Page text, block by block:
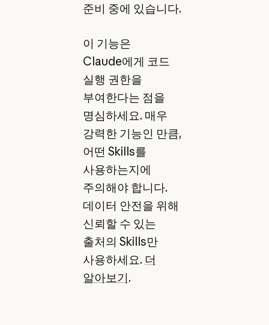
준비 중에 있습니다.
이 기능은
Claude에게 코드
실행 권한을
부여한다는 점을
명심하세요. 매우
강력한 기능인 만큼,
어떤 Skills를
사용하는지에
주의해야 합니다.
데이터 안전을 위해
신뢰할 수 있는
출처의 Skills만
사용하세요. 더
알아보기.